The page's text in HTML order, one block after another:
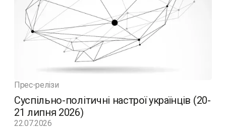
Прес-релізи
Суспільно-політичні настрої українців (20-
21 липня 2026)
22.07.2026